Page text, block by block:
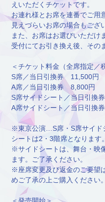
えいただくチケットです。
お連れ様とお席を連番でご用
見えづらいお席の場合もござ
また、お席はお選びいただけ
受付にてお引き換え後、その
＜チケット料金（全席指定／
S席／当日引換券 11,500円
A席／当日引換券 8,800円
S席サイドシート／当日引換
A席サイドシート／当日引換
※東京公演…S席・S席サイド
シートは2・3階席となります。
※サイドシートは、舞台・映
ます。ご了承ください。
※座席変更及び返金のご要望
めご了承の上ご購入ください。